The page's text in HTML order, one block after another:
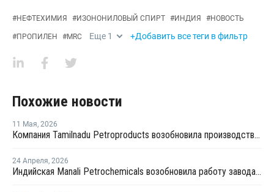
#НЕФТЕХИМИЯ #ИЗОНОНИЛОВЫЙ СПИРТ #ИНДИЯ #НОВОСТЬ
#ПРОПИЛЕН #MRC Еще 1 +Добавить все теги в фильтр
Похожие новости
11 Мая, 2026
Компания Tamilnadu Petroproducts возобновила производство окиси пропилена
24 Апреля, 2026
Индийская Manali Petrochemicals возобновила работу завода №1 после выделения правительством пропилена для фармпромышленности